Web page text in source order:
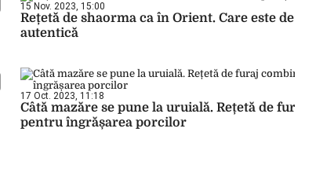
15 Nov. 2023, 15:00
Rețetă de shaorma ca în Orient. Care este de
autentică
17 Oct. 2023, 11:18
Câtă mazăre se pune la uruială. Rețetă de furaj
pentru îngrășarea porcilor